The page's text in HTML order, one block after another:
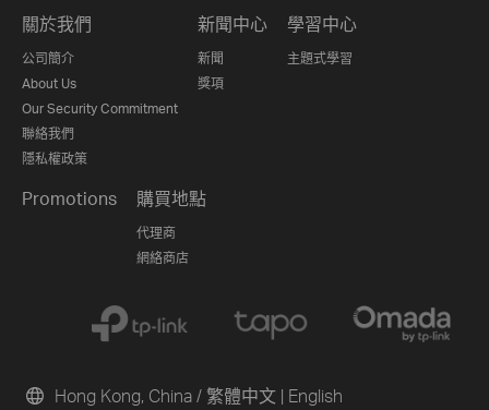
關於我們
公司簡介
About Us
Our Security Commitment
聯絡我們
隱私權政策
新聞中心
新聞
獎項
學習中心
主題式學習
Promotions 購買地點
代理商
網絡商店
Hong Kong, China / 繁體中文 | English